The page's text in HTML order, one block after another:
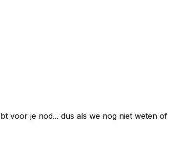
voor je nod... dus als we nog niet weten of